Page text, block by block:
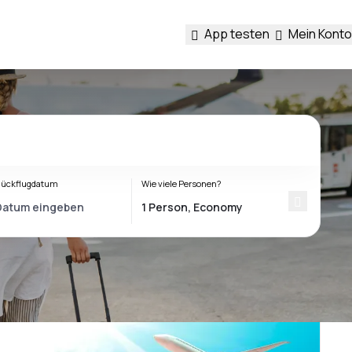
App testen Mein Konto
Wie viele Personen?